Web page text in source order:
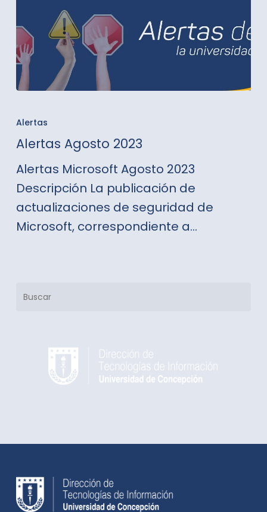
Agosto
2023
Alertas
Alertas Agosto 2023
Alertas Microsoft Agosto 2023
Descripción La publicación de
actualizaciones de seguridad de
Microsoft, correspondiente a…